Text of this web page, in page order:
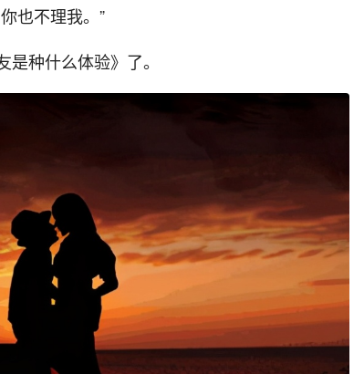
也不理我。”
种什么体验》了。